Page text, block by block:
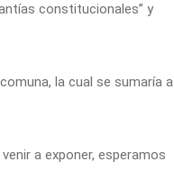
constitucionales” y
la cual se sumaría a
a exponer, esperamos